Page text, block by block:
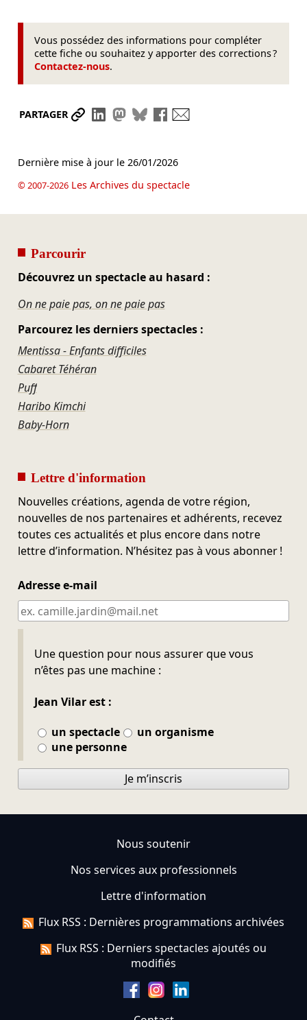
Vous possédez des informations pour compléter
cette fiche ou souhaitez y apporter des corrections ?
Contactez-nous.
PARTAGER Partager le lien
Partager sur LinkedIn
Partager sur Mastodon
Partager sur Bluesky
Partager sur Facebook
Dernière mise à jour le 26/01/2026
© 2007-2026Les Archives du spectacle
Parcourir
Découvrez un spectacle au hasard :
On ne paie pas, on ne paie pas
Parcourez les derniers spectacles :
Mentissa - Enfants difficiles
Cabaret Téhéran
Puff
Haribo Kimchi
Baby-Horn
Lettre d'information
Nouvelles créations, agenda de votre région,
nouvelles de nos partenaires et adhérents, recevez
toutes ces actualités et plus encore dans notre
lettre d’information. N’hésitez pas à vous abonner !
Adresse e-mail
Une question pour nous assurer que vous
n’êtes pas une machine :
Jean Vilar est :
un spectacle
un organisme
une personne
Ne pas remplir
Je m’inscris
Nous soutenir
Nos services aux professionnels
Lettre d'information
Flux RSS : Dernières programmations archivées
Flux RSS : Derniers spectacles ajoutés ou
modifiés